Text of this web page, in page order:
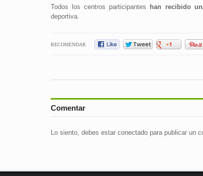
Todos los centros participantes han recibido
deportiva.
RECOMENDAR
Comentar
Lo siento, debes estar conectadopara publicar un